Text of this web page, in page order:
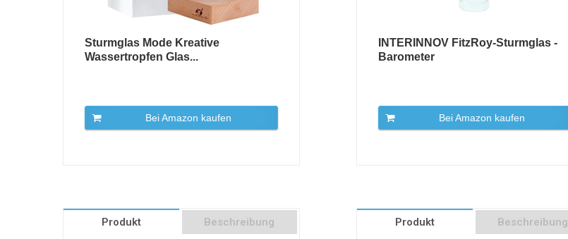
Sturmglas Mode Kreative
Wassertropfen Glas...
Bei Amazon kaufen
INTERINNOV FitzRoy-Sturmglas -
Barometer
Bei Amazon kaufen
Produkt Beschreibung Produkt Beschreibung